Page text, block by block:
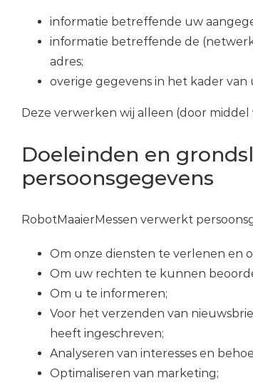
informatie betreffende uw
informatie betreffende de
adres;
overige gegevens in het kader
Deze verwerken wij alleen (door
Doeleinden en
persoonsgegevens
RobotMaaierMessen verwerkt
Om onze diensten te verlenen en
Om uw rechten te kunnen
Om u te informeren;
Voor het verzenden van
heeft ingeschreven;
Analyseren van interesses en
Optimaliseren van marketing;